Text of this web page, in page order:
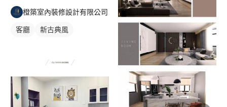
申請室內裝修許可證嗎？ A:一般住家可以詢問管委會，也可以上
網查詢，商業空間基本上都需要申請,我們有代辦申請室裝,消防,建
築結構申請，標準規費費用住宅約6~8萬，商業空間8~10萬，消防
許可證跟消防設備施工須另計報價此報價都是由業主付款，不包含
合約內容項目有依據。 Q:付款方式 A:報價雙方議價完成後，付訂
Q:你們服務地區有那些? A:1.台北市:大安區 信義區 中山區 萬華區
2.新北市:新莊區 樹林區 永和區 中和區 板橋區 3.台中市:西區 北區
西屯區 4.桃園市桃園區
橙築室內裝修設計有限公司
客廳 新古典風